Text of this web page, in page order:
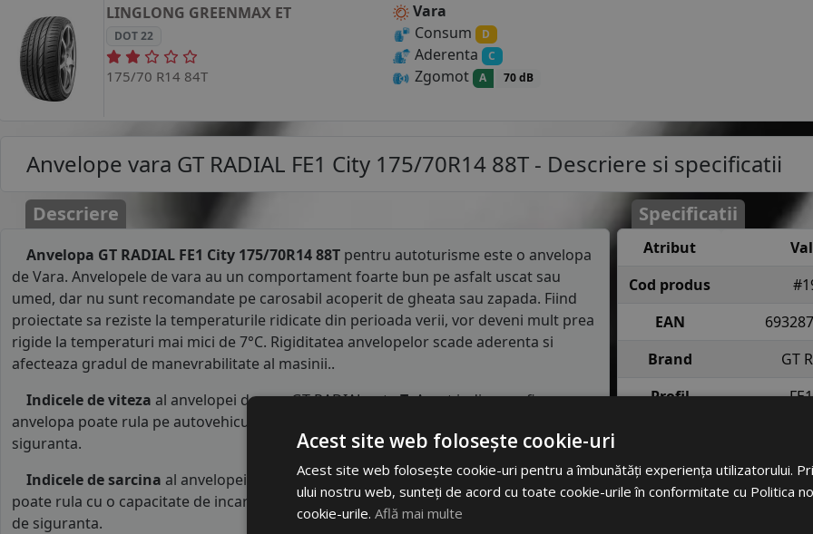
LINGLONG GREENMAX ET
DOT 22
175/70 R14 84T
Vara
Consum
D
Aderenta C
Zgomot A 70 dB
Anvelope vara GT RADIAL FE1 City 175/70R14 88T - Descriere si specificatii
Descriere
Anvelopa GT RADIAL FE1 City 175/70R14 88T pentru autoturisme este o anvelopa
de Vara. Anvelopele de vara au un comportament foarte bun pe asfalt uscat sau
umed, dar nu sunt recomandate pe carosabil acoperit de gheata sau zapada. Fiind
proiectate sa reziste la temperaturile ridicate din perioada verii, vor deveni mult prea
rigide la temperaturi mai mici de 7°C. Rigiditatea anvelopelor scade aderenta si
afecteaza gradul de manevrabilitate al masinii..
Indicele de viteza al anvelopei de varaGT RADIAL esteT. Acest indice confirma ca
anvelopa poate rula pe autovehicule o viteza maxima de 190 km/h in conditii de
siguranta.
Indicele de sarcina al anvelopei este 88. Acest indice semnifica faptul ca anvelopa
poate rula cu o capacitate de incarcare maxima de 560 kg pe fiecare roata in conditii
de siguranta.
Specificatii
Atribut
Cod produs
EAN
Brand
GT
Profil
Inaltime
Acest site web folosește cookie-uri
Acest site web folosește cookie-uri pentru a îmbunătăți experiența utilizatorului.
ului nostru web, sunteți de acord cu toate cookie-urile în conformitate cu Politica
cookie-urile. Află mai multe